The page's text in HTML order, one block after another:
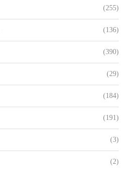
(255)
(136)
(390)
(29)
(184)
(191)
(3)
(2)